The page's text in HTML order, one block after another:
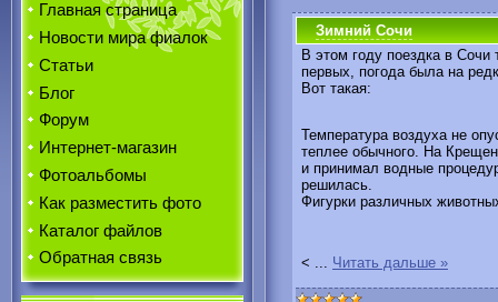
Главная страница
Новости мира фиалок
Статьи
Блог
Форум
Интернет-магазин
Фотоальбомы
Как разместить фото
Каталог файлов
Обратная связь
Зимний Сочи
В этом году поездка в
первых, погода была на
Вот такая:
Температура воздуха не
теплее обычного. На
и принимал водные
решилась.
Фигурки различных
< Читать дальше »